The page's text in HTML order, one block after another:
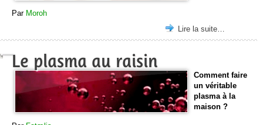
Par Moroh
Lire la suite…
Le plasma au raisin
Comment faire
un véritable
plasma à la
maison ?